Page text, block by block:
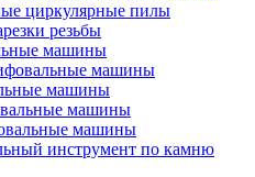
циркулярные пилы
резьбы
машины
машины
машины
машины
машины
инструмент по камню